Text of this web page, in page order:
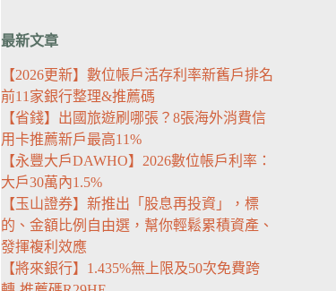
最新文章
【2026更新】數位帳戶活存利率新舊戶排名
前11家銀行整理&推薦碼
【省錢】出國旅遊刷哪張？8張海外消費信
用卡推薦新戶最高11%
【永豐大戶DAWHO】2026數位帳戶利率：
大戶30萬內1.5%
【玉山證券】新推出「股息再投資」，標
的、金額比例自由選，幫你輕鬆累積資產、
發揮複利效應
【將來銀行】1.435%無上限及50次免費跨